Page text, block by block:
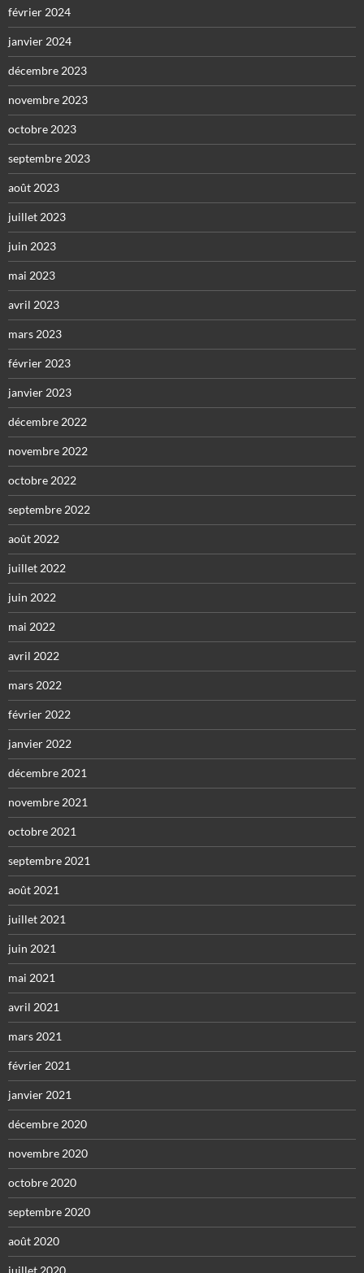
février 2024
janvier 2024
décembre 2023
novembre 2023
octobre 2023
septembre 2023
août 2023
juillet 2023
juin 2023
mai 2023
avril 2023
mars 2023
février 2023
janvier 2023
décembre 2022
novembre 2022
octobre 2022
septembre 2022
août 2022
juillet 2022
juin 2022
mai 2022
avril 2022
mars 2022
février 2022
janvier 2022
décembre 2021
novembre 2021
octobre 2021
septembre 2021
août 2021
juillet 2021
juin 2021
mai 2021
avril 2021
mars 2021
février 2021
janvier 2021
décembre 2020
novembre 2020
octobre 2020
septembre 2020
août 2020